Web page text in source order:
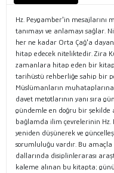
Hz. Peygamber'in mesajlarını
tanımayı ve anlamayı sağlar.
her ne kadar Orta Çağ'a
hitap edecek niteliktedir. Zira
zamanlara hitap eden bir
tarihüstü rehberliğe sahip bir
Müslümanların
davet metotlarının yanı sıra
gündemle en doğru bir
bağlamda ilim çevrelerinin Hz.
yeniden düşünerek ve
sorumluluğu vardır. Bu
dallarında disiplinlerarası
kaleme alınan bu kitapta;